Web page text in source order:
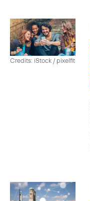
Credits: iStock / pixelfit